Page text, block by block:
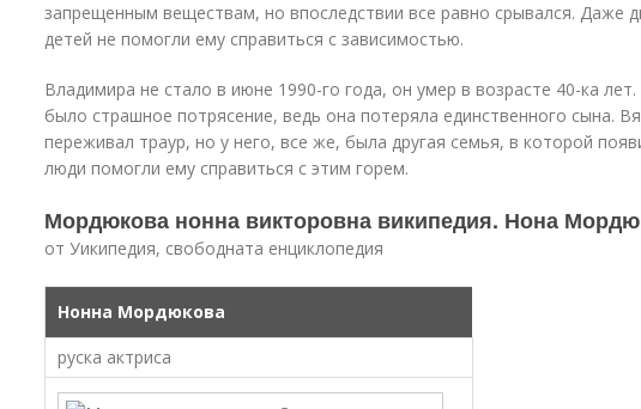
запрещенным веществам, но впоследствии все равно срывался. Даже
детей не помогли ему справиться с зависимостью.
Владимира не стало в июне 1990-го года, он умер в возрасте 40-ка
было страшное потрясение, ведь она потеряла единственного сына.
переживал траур, но у него, все же, была другая семья, в которой
люди помогли ему справиться с этим горем.
Мордюкова нонна викторовна википедия. Нона
от Уикипедия, свободната енциклопедия
Нонна Мордюкова
руска актриса